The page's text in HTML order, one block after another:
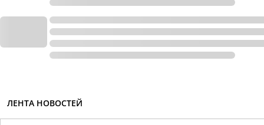
ЛЕНТА НОВОСТЕЙ